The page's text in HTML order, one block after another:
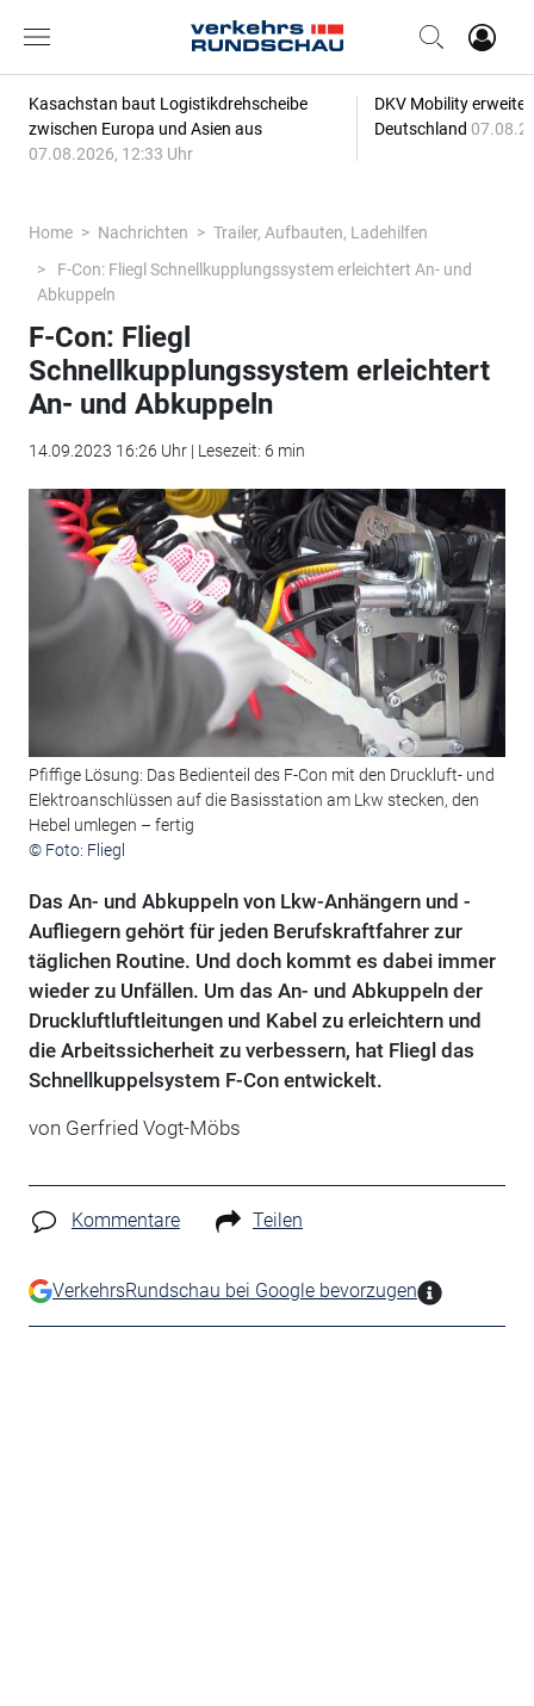
Kasachstan baut Logistikdrehscheibe
zwischen Europa und Asien aus
07.08.2026, 12:33 Uhr
DKV Mobility
Deutschland
Home Nachrichten
Trailer, Aufbauten, Ladehilfen
F-Con: Fliegl Schnellkupplungssystem erleichtert An- und
Abkuppeln
F-Con: Fliegl
Schnellkupplungssystem erleichtert
An- und Abkuppeln
14.09.2023 16:26 Uhr | Lesezeit: 6 min
Pfiffige Lösung: Das Bedienteil des F-Con mit den Druckluft- und
Elektroanschlüssen auf die Basisstation am Lkw stecken, den
Hebel umlegen – fertig
© Foto: Fliegl
Das An- und Abkuppeln von Lkw-Anhängern und -
Aufliegern gehört für jeden Berufskraftfahrer zur
täglichen Routine. Und doch kommt es dabei immer
wieder zu Unfällen. Um das An- und Abkuppeln der
Druckluftluftleitungen und Kabel zu erleichtern und
die Arbeitssicherheit zu verbessern, hat Fliegl das
Schnellkuppelsystem F-Con entwickelt.
von Gerfried Vogt-Möbs
Kommentare Teilen
VerkehrsRundschau bei Google bevorzugen